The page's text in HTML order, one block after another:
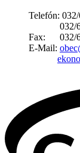
Telefón:
032/64
Fax: 032/
E-Mail: